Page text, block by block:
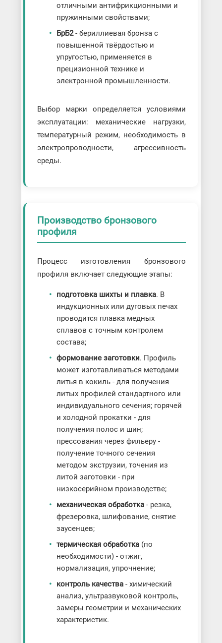
отличными антифрикционными и
пружинными свойствами;
БрБ2- бериллиевая бронза с
повышенной твёрдостью и
упругостью, применяется в
прецизионной технике и
электронной промышленности.
Выбор марки определяется условиями
эксплуатации: механические нагрузки,
температурный режим, необходимость в
электропроводности, агрессивность
среды.
Производство бронзового
профиля
Процесс изготовления бронзового
профиля включает следующие этапы:
подготовка шихты и плавка. В
индукционных или дуговых печах
проводится плавка медных
сплавов с точным контролем
состава;
формование заготовки. Профиль
может изготавливаться методами
литья в кокиль - для получения
литых профилей стандартного или
индивидуального сечения; горячей
и холодной прокатки - для
получения полос и шин;
прессования через фильеру -
получение точного сечения
методом экструзии, точения из
литой заготовки - при
низкосерийном производстве;
механическая обработка- резка,
фрезеровка, шлифование, снятие
заусенцев;
термическая обработка(по
необходимости) - отжиг,
нормализация, упрочнение;
контроль качества- химический
анализ, ультразвуковой контроль,
замеры геометрии и механических
характеристик.